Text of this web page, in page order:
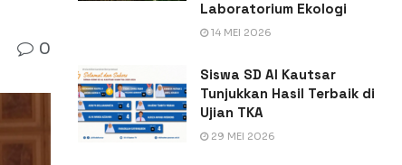
0
Laboratorium Ekologi
14 MEI 2026
Siswa SD Al Kautsar
Tunjukkan Hasil Terbaik di
Ujian TKA
29 MEI 2026